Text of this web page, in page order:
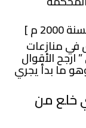
في منازعات
الأقوال
ما بدأ يجري
خلع من